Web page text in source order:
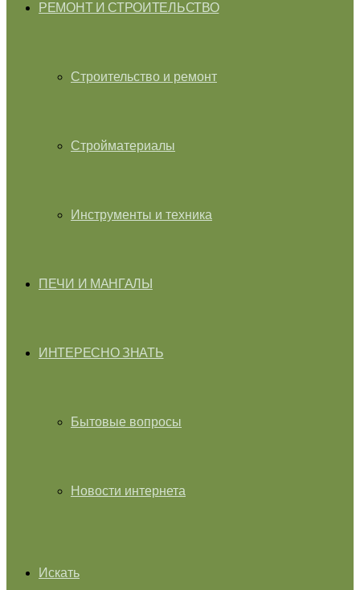
РЕМОНТ И СТРОИТЕЛЬСТВО
Строительство и ремонт
Стройматериалы
Инструменты и техника
ПЕЧИ И МАНГАЛЫ
ИНТЕРЕСНО ЗНАТЬ
Бытовые вопросы
Новости интернета
Искать